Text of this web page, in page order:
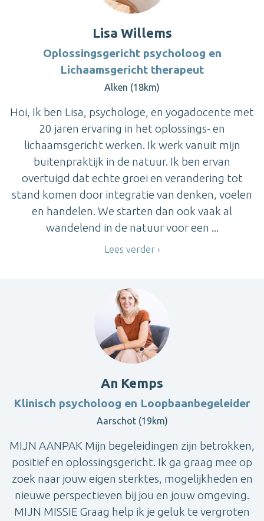
Lisa Willems
Oplossingsgericht psycholoog en
Lichaamsgericht therapeut
Alken (18km)
Hoi, Ik ben Lisa, psychologe, en yogadocente met
20 jaren ervaring in het oplossings- en
lichaamsgericht werken. Ik werk vanuit mijn
buitenpraktijk in de natuur. Ik ben ervan
overtuigd dat echte groei en verandering tot
stand komen door integratie van denken, voelen
en handelen. We starten dan ook vaak al
wandelend in de natuur voor een ...
Lees verder
An Kemps
Klinisch psycholoog en Loopbaanbegeleider
Aarschot (19km)
MIJN AANPAK Mijn begeleidingen zijn betrokken,
positief en oplossingsgericht. Ik ga graag mee op
zoek naar jouw eigen sterktes, mogelijkheden en
nieuwe perspectieven bij jou en jouw omgeving.
MIJN MISSIE Graag help ik je geluk te vergroten